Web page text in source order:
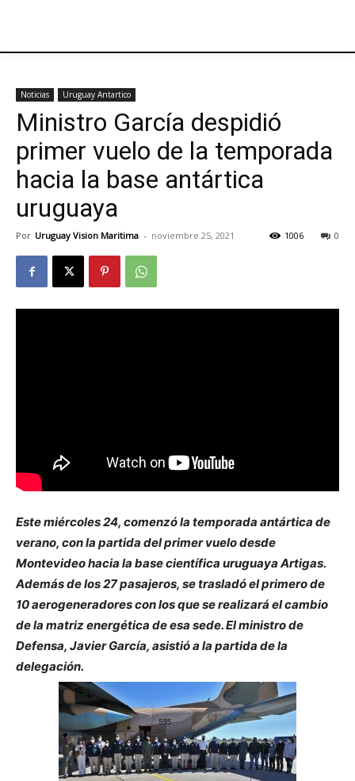
Noticias Uruguay Antartico
Ministro García despidió
primer vuelo de la temporada
hacia la base antártica
uruguaya
Por Uruguay Vision Maritima - noviembre 25, 2021 0
1006
Este miércoles 24, comenzó la temporada antártica de
verano, con la partida del primer vuelo desde
Montevideo hacia la base científica uruguaya Artigas.
Además de los 27 pasajeros, se trasladó el primero de
10 aerogeneradores con los que se realizará el cambio
de la matriz energética de esa sede. El ministro de
Defensa, Javier García, asistió a la partida de la
delegación.